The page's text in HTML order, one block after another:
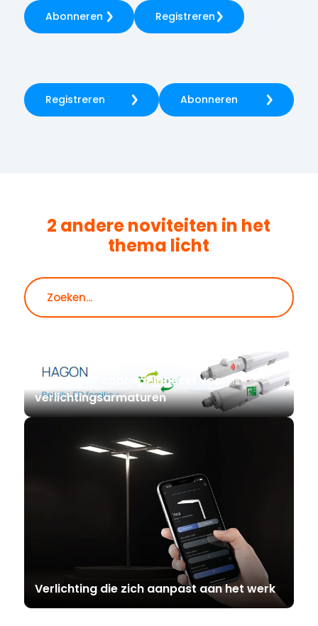
Abonneren Registreren
Registreren Abonneren
2 andere noviteiten in het
thema licht
XChange™ concept ingezet voor
verlichtingsarmaturen
Verlichting die zich aanpast aan het werk